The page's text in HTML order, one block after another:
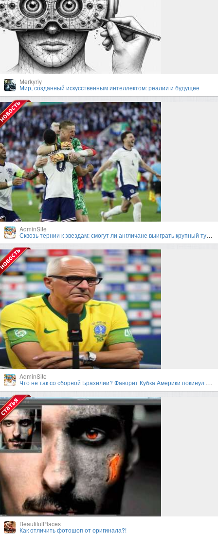
Merkyriy
Мир, созданный искусственным интеллектом: реалии и будущее
AdminSite
Сквозь тернии к звездам: смогут ли англичане выиграть крупный турнир под руководством Гарета Саутгейта?
AdminSite
Что не так со сборной Бразилии? Фаворит Кубка Америки покинул турнир в первом раунде плей-офф
BeautifulPlaces
Как отличить фотошоп от оригинала?!